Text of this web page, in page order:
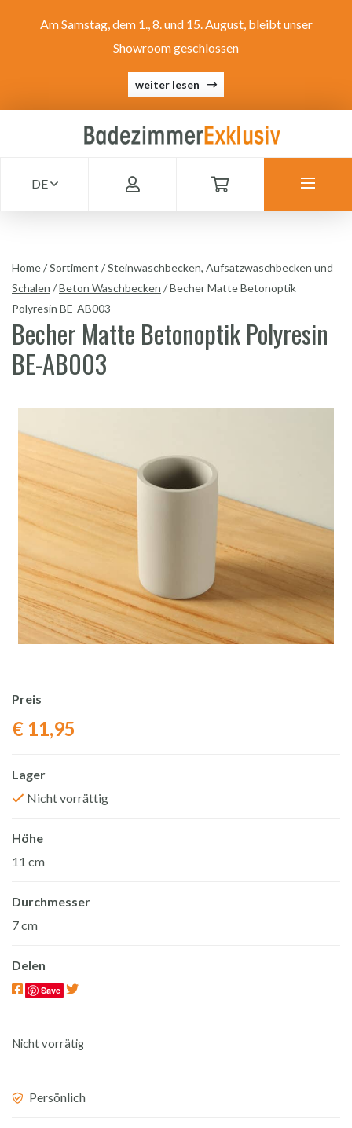
Am Samstag, dem 1., 8. und 15. August, bleibt unser
Showroom geschlossen
weiter lesen
DE
Home/Sortiment /Steinwaschbecken, Aufsatzwaschbecken und
Schalen /Beton Waschbecken /Becher Matte Betonoptik
Polyresin BE-AB003
Becher Matte Betonoptik Polyresin
BE-AB003
Preis
€ 11,95
Lager
Nicht vorrättig
Höhe
11 cm
Durchmesser
7 cm
Delen
Save
Nicht vorrätig
Persönlich